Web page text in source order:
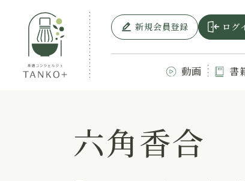
新規会員登録 ログ
動画 書
六角香合